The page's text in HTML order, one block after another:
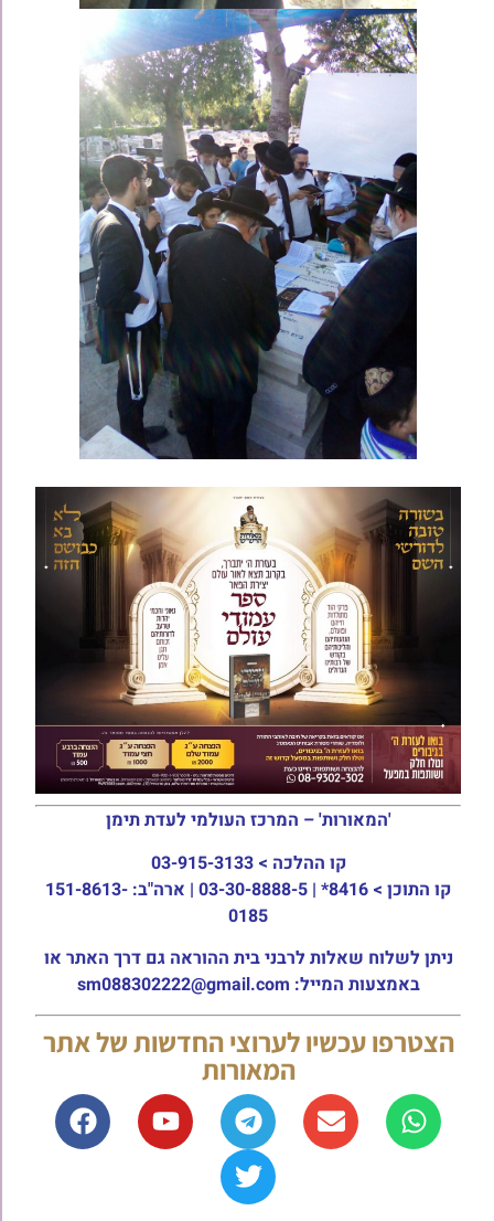
'המאורות' – המרכז העולמי לעדת תימן
קו ההלכה > 03-915-3133
קו התוכן >
8416* | 03-30-8888-5 | ארה"ב: 151-8613-
0185
ניתן לשלוח שאלות לרבני בית ההוראה גם דרך האתר או
באמצעות המייל: sm088302222@gmail.com
הצטרפו עכשיו לערוצי החדשות של אתר
המאורות